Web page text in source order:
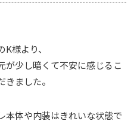
様より、
が少し暗くて不安に感じるこ
ました。
本体や内装はきれいな状態で